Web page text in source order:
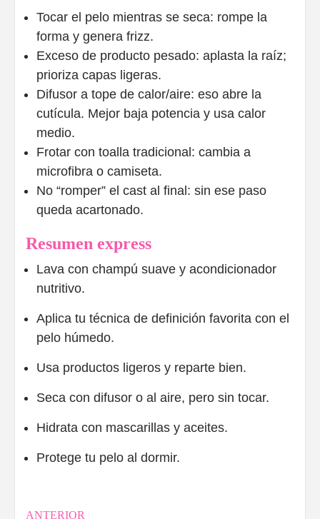
Tocar el pelo mientras se seca: rompe la
forma y genera frizz.
Exceso de producto pesado: aplasta la raíz;
prioriza capas ligeras.
Difusor a tope de calor/aire: eso abre la
cutícula. Mejor baja potencia y usa calor
medio.
Frotar con toalla tradicional: cambia a
microfibra o camiseta.
No “romper” el cast al final: sin ese paso
queda acartonado.
Resumen express
Lava con champú suave y acondicionador
nutritivo.
Aplica tu técnica de definición favorita con el
pelo húmedo.
Usa productos ligeros y reparte bien.
Seca con difusor o al aire, pero sin tocar.
Hidrata con mascarillas y aceites.
Protege tu pelo al dormir.
ANTERIOR